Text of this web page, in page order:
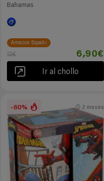
Bahamas
Amazon España
12€ 6,90€
Ir al chollo
-60% 2 meses